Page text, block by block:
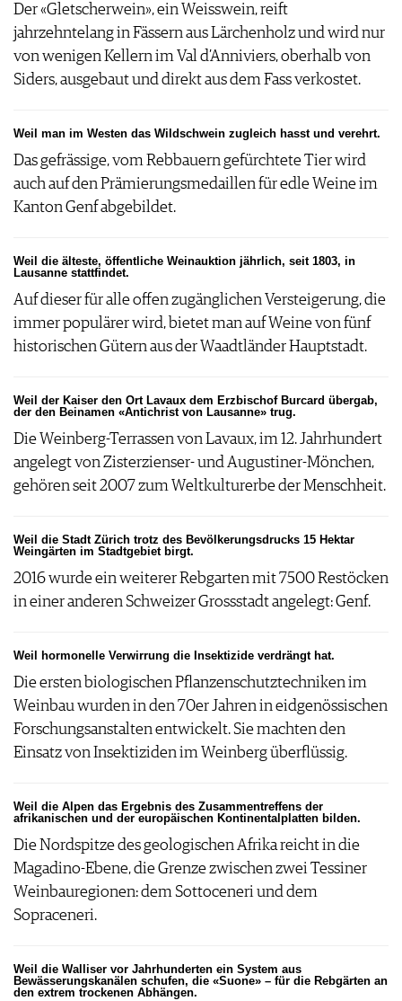
Der «Gletscherwein», ein Weisswein, reift
jahrzehntelang in Fässern aus Lärchenholz und wird nur
von wenigen Kellern im Val d’Anniviers, oberhalb von
Siders, ausgebaut und direkt aus dem Fass verkostet.
Weil man im Westen das Wildschwein zugleich hasst und verehrt.
Das gefrässige, vom Rebbauern gefürchtete Tier wird
auch auf den Prämierungsmedaillen für edle Weine im
Kanton Genf abgebildet.
Weil die älteste, öffentliche Weinauktion jährlich, seit 1803, in
Lausanne stattfindet.
Auf dieser für alle offen zugänglichen Versteigerung, die
immer populärer wird, bietet man auf Weine von fünf
historischen Gütern aus der Waadtländer Hauptstadt.
Weil der Kaiser den Ort Lavaux dem Erzbischof Burcard übergab,
der den Beinamen «Antichrist von Lausanne» trug.
Die Weinberg-Terrassen von Lavaux, im 12. Jahrhundert
angelegt von Zisterzienser- und Augustiner-Mönchen,
gehören seit 2007 zum Weltkulturerbe der Menschheit.
Weil die Stadt Zürich trotz des Bevölkerungsdrucks 15 Hektar
Weingärten im Stadtgebiet birgt.
2016 wurde ein weiterer Rebgarten mit 7500 Restöcken
in einer anderen Schweizer Grossstadt angelegt: Genf.
Weil hormonelle Verwirrung die Insektizide verdrängt hat.
Die ersten biologischen Pflanzenschutztechniken im
Weinbau wurden in den 70er Jahren in eidgenössischen
Forschungsanstalten entwickelt. Sie machten den
Einsatz von Insektiziden im Weinberg überflüssig.
Weil die Alpen das Ergebnis des Zusammentreffens der
afrikanischen und der europäischen Kontinentalplatten bilden.
Die Nordspitze des geologischen Afrika reicht in die
Magadino-Ebene, die Grenze zwischen zwei Tessiner
Weinbauregionen: dem Sottoceneri und dem
Sopraceneri.
Weil die Walliser vor Jahrhunderten ein System aus
Bewässerungskanälen schufen, die «Suone» – für die Rebgärten an
den extrem trockenen Abhängen.